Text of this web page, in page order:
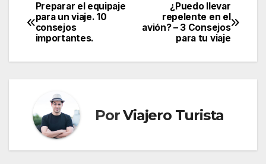
Navegación
de
entradas
¿Puedo llevar
repelente en el
avión? – 3 Consejos
para tu viaje
Preparar el equipaje
para un viaje. 10
consejos
importantes.
PorViajero Turista